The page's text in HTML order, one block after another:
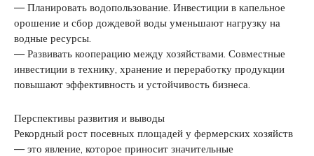
— Планировать водопользование. Инвестиции в капельное
орошение и сбор дождевой воды уменьшают нагрузку на
водные ресурсы.
— Развивать кооперацию между хозяйствами. Совместные
инвестиции в технику, хранение и переработку продукции
повышают эффективность и устойчивость бизнеса.
Перспективы развития и выводы
Рекордный рост посевных площадей у фермерских хозяйств
— это явление, которое приносит значительные